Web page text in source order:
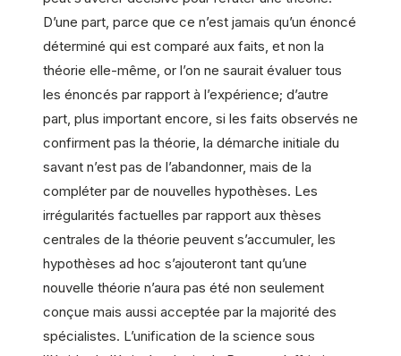
D’une part, parce que ce n’est jamais qu’un énoncé
déterminé qui est comparé aux faits, et non la
théorie elle-même, or l’on ne saurait évaluer tous
les énoncés par rapport à l’expérience; d’autre
part, plus important encore, si les faits observés ne
confirment pas la théorie, la démarche initiale du
savant n’est pas de l’abandonner, mais de la
compléter par de nouvelles hypothèses. Les
irrégularités factuelles par rapport aux thèses
centrales de la théorie peuvent s’accumuler, les
hypothèses ad hoc s’ajouteront tant qu’une
nouvelle théorie n’aura pas été non seulement
conçue mais aussi acceptée par la majorité des
spécialistes. L’unification de la science sous